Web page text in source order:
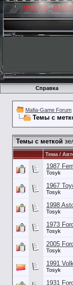
Справка
Mafia-Game Forum
Темы с
Темы с меткой
Тема /
1987
Tosyk
1967
Tosyk
1998
Tosyk
1973
Tosyk
2005
Tosyk
1991
Tosyk
1931